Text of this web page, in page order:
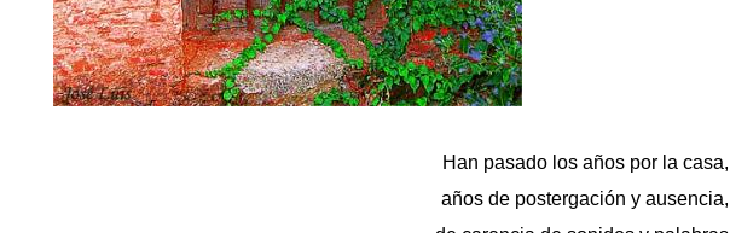
Han pasado los años por la casa,
años de postergación y ausencia,